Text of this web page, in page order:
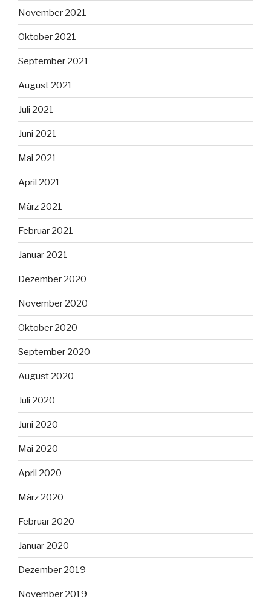
November 2021
Oktober 2021
September 2021
August 2021
Juli 2021
Juni 2021
Mai 2021
April 2021
März 2021
Februar 2021
Januar 2021
Dezember 2020
November 2020
Oktober 2020
September 2020
August 2020
Juli 2020
Juni 2020
Mai 2020
April 2020
März 2020
Februar 2020
Januar 2020
Dezember 2019
November 2019